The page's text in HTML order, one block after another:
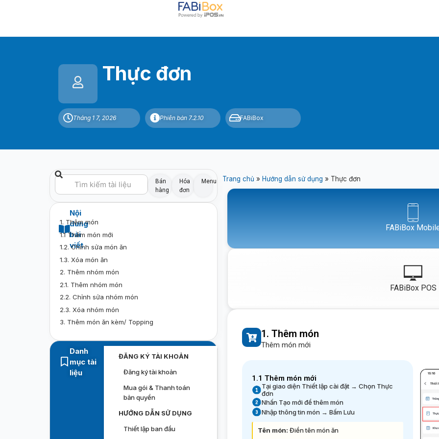
Thực đơn
Tháng 1 7, 2026 Phiên bản 7.2.10 FABiBox
Bán
hàng
Hóa
đơn
Menu
Nội
dung
bài
viết
1. Thêm món
1.1 Thêm món mới
1.2. Chỉnh sửa món ăn
1.3. Xóa món ăn
2. Thêm nhóm món
2.1. Thêm nhóm món
2.2. Chỉnh sửa nhóm món
2.3. Xóa nhóm món
3. Thêm món ăn kèm/ Topping
Danh
mục tài
liệu
ĐĂNG KÝ TÀI KHOẢN
Đăng ký tài khoản
Mua gói & Thanh toán
bản quyền
HƯỚNG DẪN SỬ DỤNG
Thiết lập ban đầu
Trang chủ » Hướng dẫn sử dụng » Thực đơn
FABiBox
FABiBox POS
1. Thêm món
Thêm món mới
1.1 Thêm món mới
Tại giao diện Thiết lập cài đặt → Chọn Thực
đơn
Nhấn Tạo mới để thêm món
Nhập thông tin món → Bấm Lưu
Tên món: Điền tên món ăn